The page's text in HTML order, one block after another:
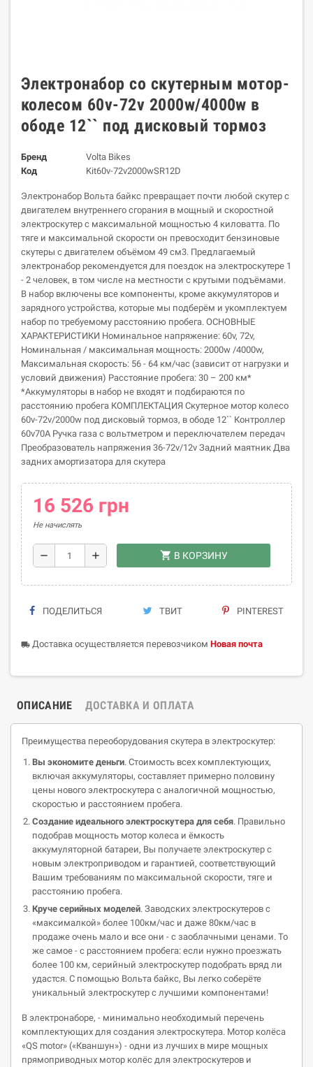
Электронабор со скутерным мотор-
колесом 60v-72v 2000w/4000w в
ободе 12`` под дисковый тормоз
Бренд
Volta Bikes
Код
Kit60v-72v2000wSR12D
Электронабор Вольта байкс превращает почти любой скутер с
двигателем внутреннего сгорания в мощный и скоростной
электроскутер с максимальной мощностью 4 киловатта. По
тяге и максимальной скорости он превосходит бензиновые
скутеры с двигателем объёмом 49 см3. Предлагаемый
электронабор рекомендуется для поездок на электроскутере 1
- 2 человек, в том числе на местности с крутыми подъёмами.
В набор включены все компоненты, кроме аккумуляторов и
зарядного устройства, которые мы подберём и укомплектуем
набор по требуемому расстоянию пробега. ОСНОВНЫЕ
ХАРАКТЕРИСТИКИ Номинальное напряжение: 60v, 72v,
Номинальная / максимальная мощность: 2000w /4000w,
Максимальная скорость: 56 - 64 км/час (зависит от нагрузки и
условий движения) Расстояние пробега: 30 – 200 км*
*Аккумуляторы в набор не входят и подбираются по
расстоянию пробега КОМПЛЕКТАЦИЯ Скутерное мотор колесо
60v-72v/2000w под дисковый тормоз, в ободе 12`` Контроллер
60v70A Ручка газа с вольтметром и переключателем передач
Преобразователь напряжения 36-72v/12v Задний маятник Два
задних амортизатора для скутера
16 526 грн
Не начислять
remove add shopping_cart В КОРЗИНУ
ПОДЕЛИТЬСЯ ТВИТ PINTEREST
local_shipping Доставка осуществляется перевозчиком Новая почта
ОПИСАНИЕ ДОСТАВКА И ОПЛАТА
Преимущества переоборудования скутера в электроскутер:
Вы экономите деньги. Стоимость всех комплектующих,
включая аккумуляторы, составляет примерно половину
цены нового электроскутера с аналогичной мощностью,
скоростью и расстоянием пробега.
Создание идеального электроскутера для себя. Правильно
подобрав мощность мотор колеса и ёмкость
аккумуляторной батареи, Вы получаете электроскутер с
новым электроприводом и гарантией, соответствующий
Вашим требованиям по максимальной скорости, тяге и
расстоянию пробега.
Круче серийных моделей. Заводских электроскутеров с
«максималкой» более 100км/час и даже 80км/час в
продаже очень мало и все они - с заоблачными ценами. То
же самое - с расстоянием пробега: если нужно проезжать
более 100 км, серийный электроскутер подобрать вряд ли
удастся. С помощью Вольта байкс, Вы легко соберёте
уникальный электроскутер с лучшими компонентами!
В электронаборе, - минимально необходимый перечень
комплектующих для создания электроскутера. Мотор колёса
«QS motor» («Кваншун») - одни из лучших в мире мощных
прямоприводных мотор колёс для электроскутеров и